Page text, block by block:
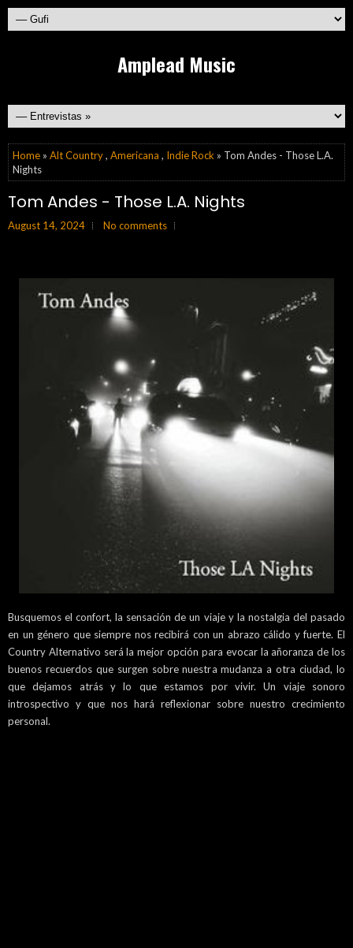
Amplead Music
Home » Alt Country, Americana , Indie Rock » Tom Andes - Those L.A.
Nights
Tom Andes - Those L.A. Nights
August 14, 2024 No comments
Busquemos el confort, la sensación de un viaje y la nostalgia del pasado
en un género que siempre nos recibirá con un abrazo cálido y fuerte. El
Country Alternativo será la mejor opción para evocar la añoranza de los
buenos recuerdos que surgen sobre nuestra mudanza a otra ciudad, lo
que dejamos atrás y lo que estamos por vivir. Un viaje sonoro
introspectivo y que nos hará reflexionar sobre nuestro crecimiento
personal.